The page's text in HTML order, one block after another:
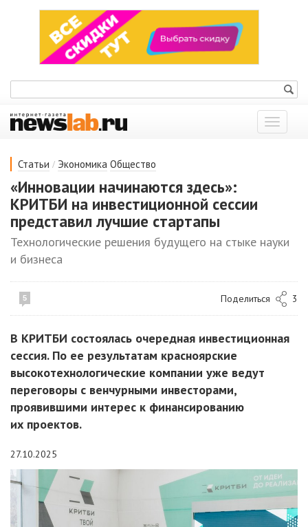
Показать
меню
Статьи / Экономика Общество
«Инновации начинаются здесь»:
КРИТБИ на инвестиционной сессии
представил лучшие стартапы
Технологические решения будущего на стыке науки
и бизнеса
5 Поделиться 3
В КРИТБИ состоялась очередная инвестиционная
сессия. По ее результатам красноярские
высокотехнологические компании уже ведут
переговоры с венчурными инвесторами,
проявившими интерес к финансированию
их проектов.
27.10.2025